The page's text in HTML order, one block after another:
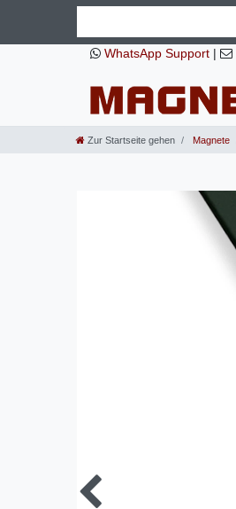
WhatsApp Support |
Zur Startseite gehen Magnete